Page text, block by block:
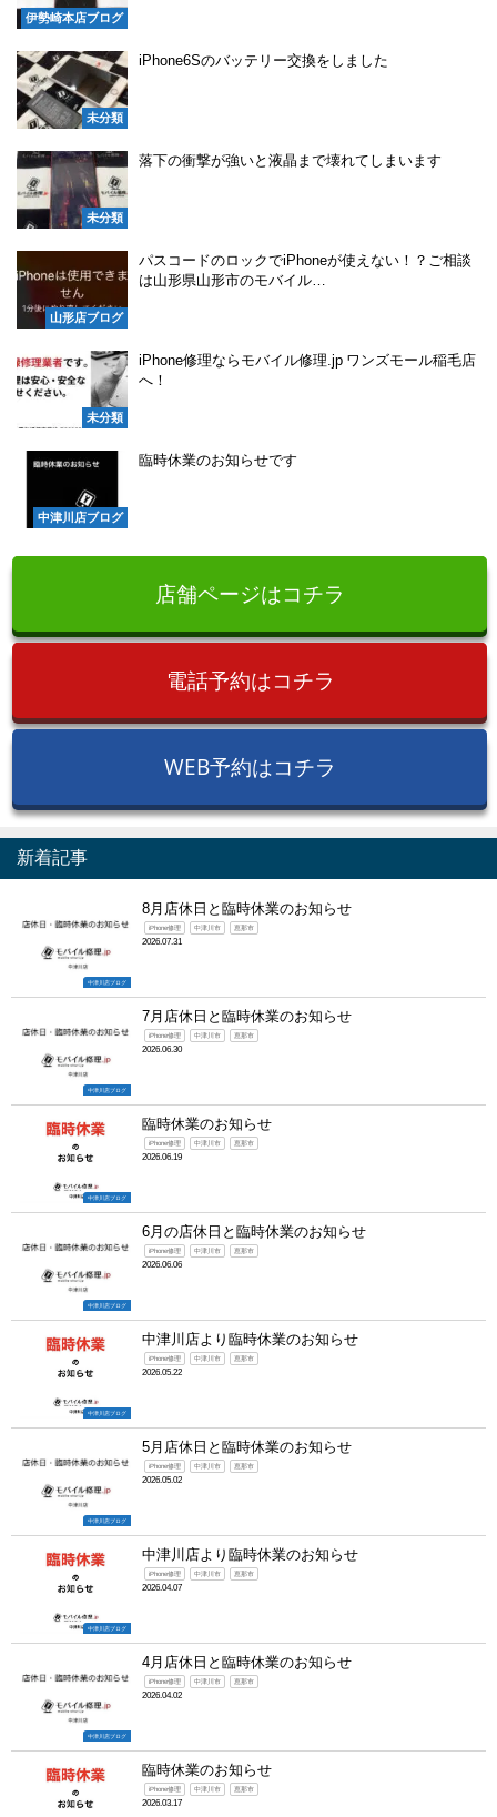
伊勢崎本店ブログ
未分類
iPhone6Sのバッテリー交換をしました
未分類
落下の衝撃が強いと液晶まで壊れてしまいます
山形店ブログ
パスコードのロックでiPhoneが使えない！？ご相談
は山形県山形市のモバイル…
未分類
iPhone修理ならモバイル修理.jp ワンズモール稲毛店
へ！
中津川店ブログ
臨時休業のお知らせです
店舗ページはコチラ
電話予約はコチラ
WEB予約はコチラ
新着記事
中津川店ブログ
8月店休日と臨時休業のお知らせ
iPhone修理 中津川市 恵那市
2026.07.31
中津川店ブログ
7月店休日と臨時休業のお知らせ
iPhone修理 中津川市 恵那市
2026.06.30
中津川店ブログ
臨時休業のお知らせ
iPhone修理 中津川市 恵那市
2026.06.19
中津川店ブログ
6月の店休日と臨時休業のお知らせ
iPhone修理 中津川市 恵那市
2026.06.06
中津川店ブログ
中津川店より臨時休業のお知らせ
iPhone修理 中津川市 恵那市
2026.05.22
中津川店ブログ
5月店休日と臨時休業のお知らせ
iPhone修理 中津川市 恵那市
2026.05.02
中津川店ブログ
中津川店より臨時休業のお知らせ
iPhone修理 中津川市 恵那市
2026.04.07
中津川店ブログ
4月店休日と臨時休業のお知らせ
iPhone修理 中津川市 恵那市
2026.04.02
臨時休業のお知らせ
iPhone修理 中津川市 恵那市
2026.03.17